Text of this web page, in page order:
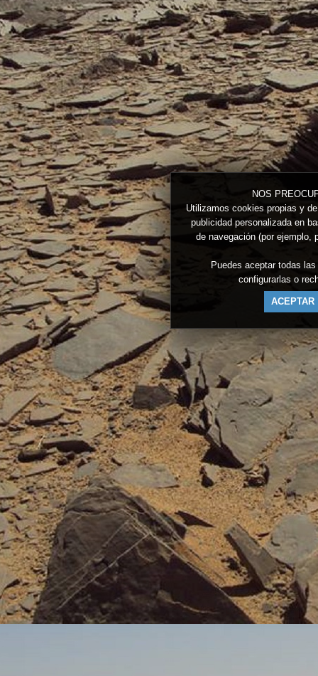
NOS
Utilizamos cookies propias y
publicidad personalizada en
de navegación (por
Puedes aceptar todas
configurarlas o
ACEPTAR